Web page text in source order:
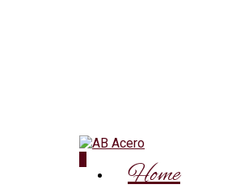
Home